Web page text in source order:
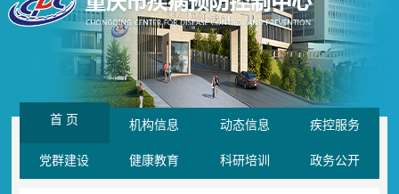
首 页 机构信息 动态信息 疾控服务
党群建设 健康教育 科研培训 政务公开